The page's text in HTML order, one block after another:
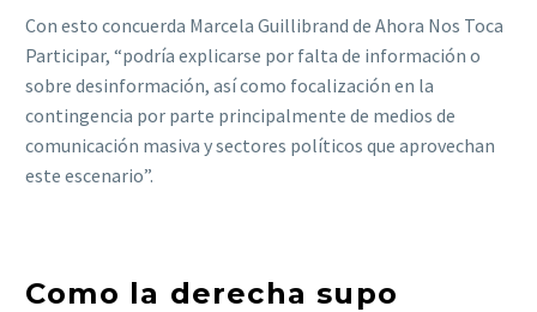
Con esto concuerda Marcela Guillibrand de Ahora Nos Toca
Participar, “podría explicarse por falta de información o
sobre desinformación, así como focalización en la
contingencia por parte principalmente de medios de
comunicación masiva y sectores políticos que aprovechan
este escenario”.
Como la derecha supo